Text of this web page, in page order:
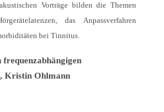
Vorträge bilden die Themen
das Anpassverfahren
bei Tinnitus.
Kristin Ohlmann